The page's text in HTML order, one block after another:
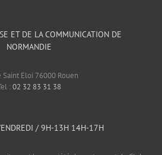
ET DE LA COMMUNICATION DE
NORMANDIE
Saint Eloi 76000 Rouen
:02 32 83 31 38
/ 9H-13H 14H-17H